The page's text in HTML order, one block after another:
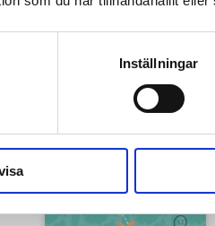
Inställningar